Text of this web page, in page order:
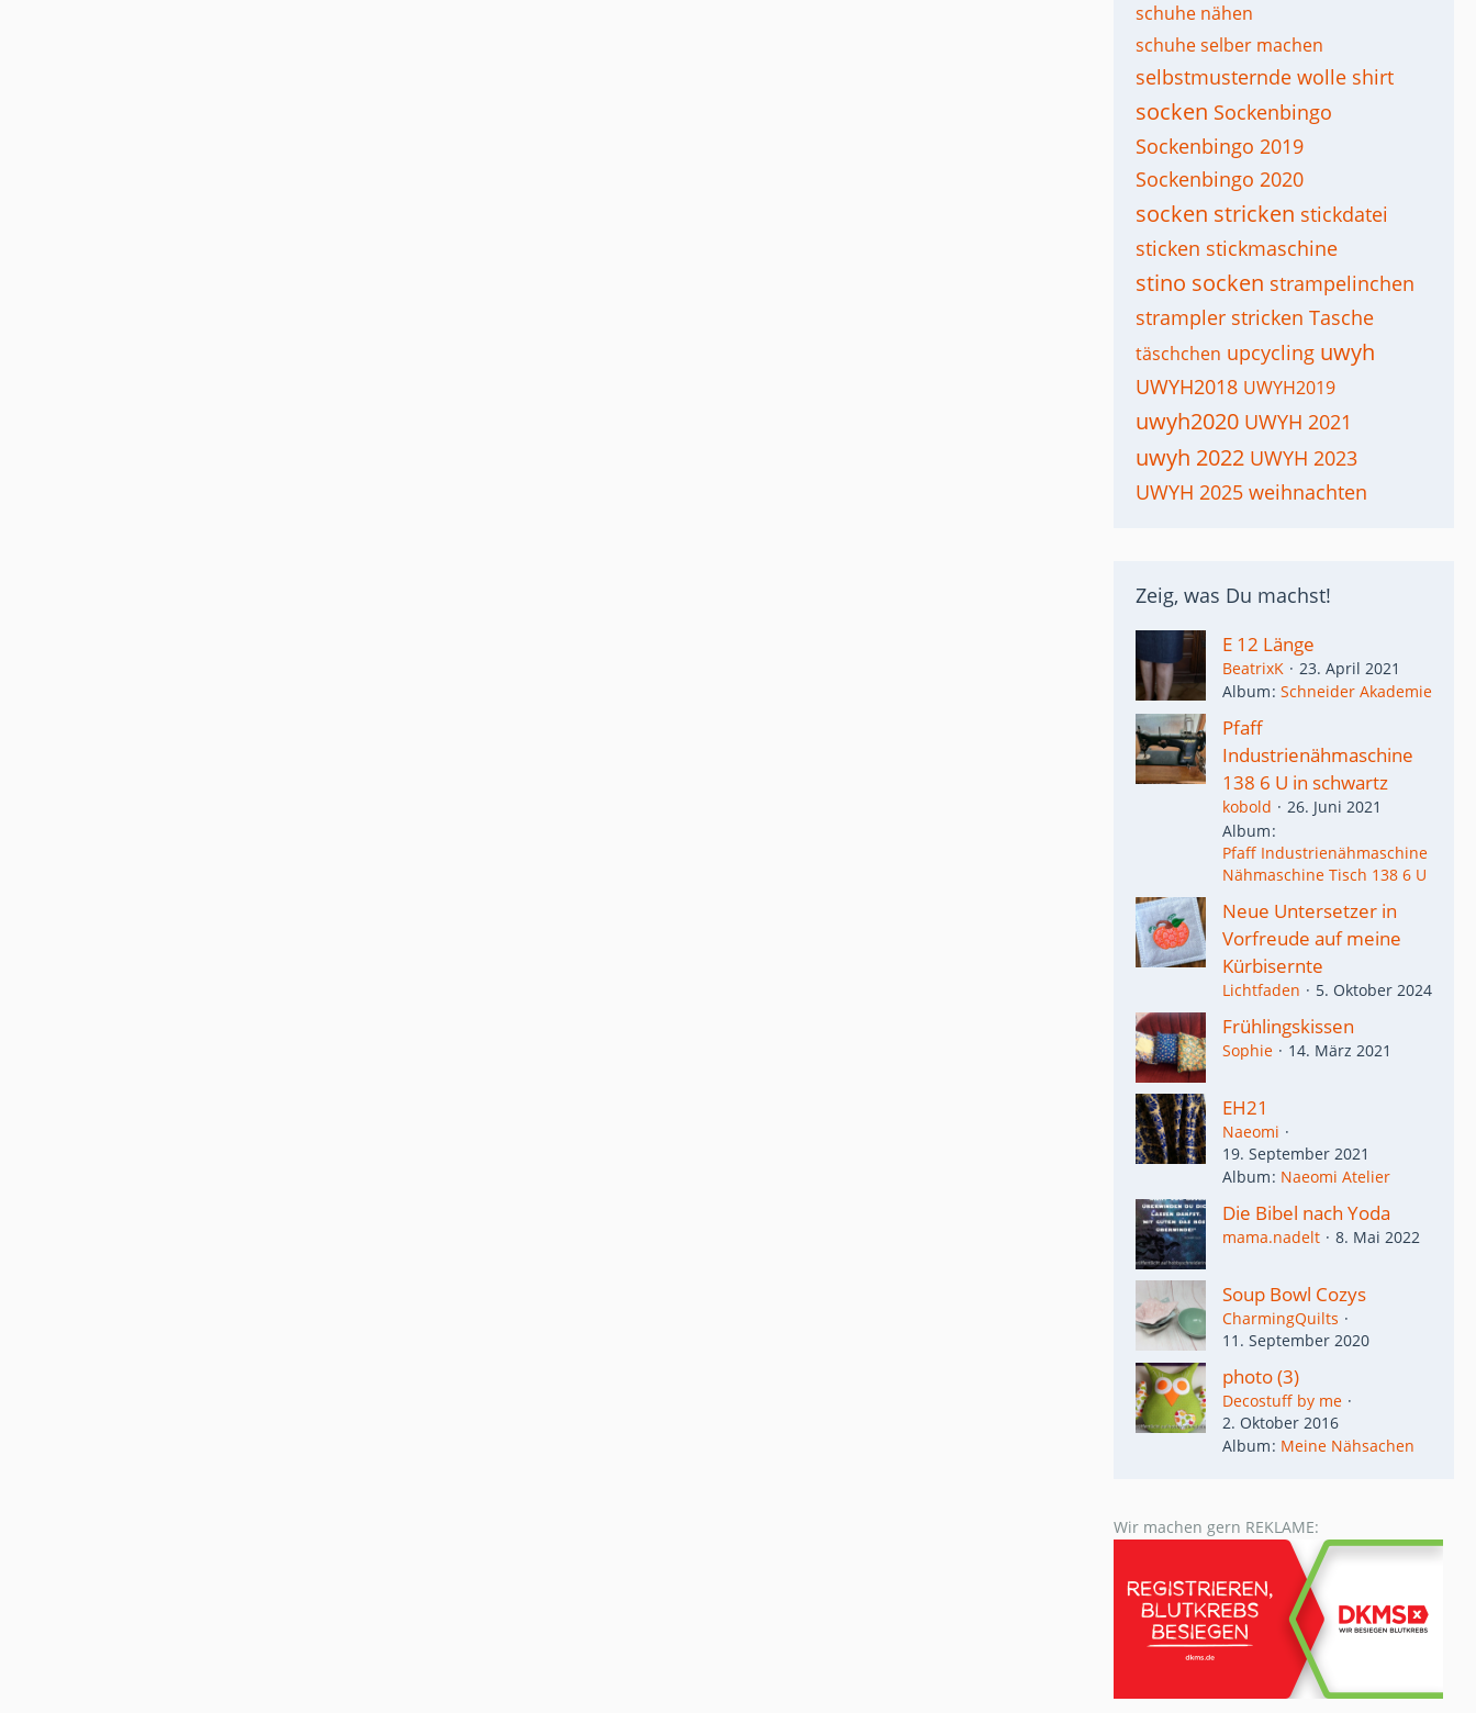
schuhe nähen
schuhe selber machen
selbstmusternde wolle shirt
socken Sockenbingo
Sockenbingo 2019
Sockenbingo 2020
socken stricken stickdatei
sticken stickmaschine
stino socken strampelinchen
strampler stricken Tasche
täschchen upcycling uwyh
UWYH2018 UWYH2019
uwyh2020 UWYH 2021
uwyh 2022 UWYH 2023
UWYH 2025 weihnachten
Zeig, was Du machst!
E 12 Länge
BeatrixK
23. April 2021
Album Schneider Akademie
Pfaff
Industrienähmaschine
138 6 U in schwartz
kobold
26. Juni 2021
Album
Pfaff Industrienähmaschine
Nähmaschine Tisch 138 6 U
Neue Untersetzer in
Vorfreude auf meine
Kürbisernte
Lichtfaden 5. Oktober 2024
Frühlingskissen
Sophie 14. März 2021
EH21
Naeomi
19. September 2021
Album Naeomi Atelier
Die Bibel nach Yoda
mama.nadelt 8. Mai 2022
Soup Bowl Cozys
CharmingQuilts
11. September 2020
photo (3)
Decostuff by me
2. Oktober 2016
Album Meine Nähsachen
Wir machen gern REKLAME: